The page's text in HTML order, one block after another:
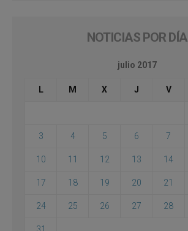
NOTICIAS POR DÍA
julio 2017
L M X J V
3 4 5 6 7
10 11 12 13 14
17 18 19 20 21
24 25 26 27 28